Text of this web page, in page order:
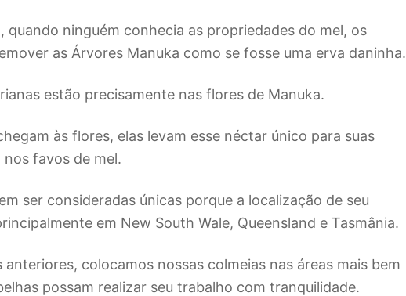
quando ninguém conhecia as propriedades do mel, os
as Árvores Manuka como se fosse uma erva daninha.
estão precisamente nas flores de Manuka.
às flores, elas levam esse néctar único para suas
favos de mel.
ser consideradas únicas porque a localização de seu
em New South Wale, Queensland e Tasmânia.
colocamos nossas colmeias nas áreas mais bem
possam realizar seu trabalho com tranquilidade.